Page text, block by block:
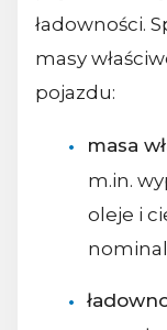
ładowności.
masy
pojazdu:
masa
m.in.
oleje i